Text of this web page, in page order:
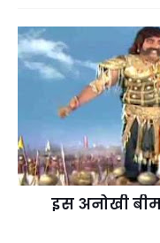
इस अनोखी